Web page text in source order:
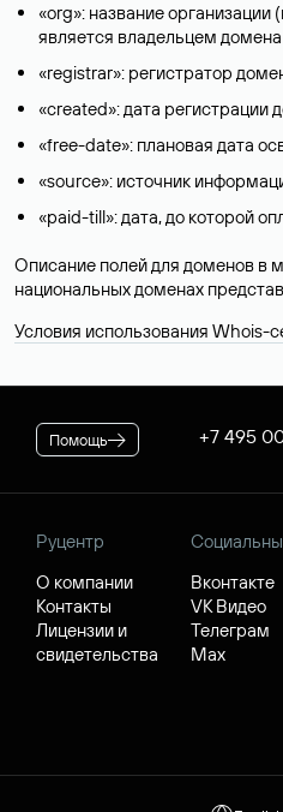
«org»: название организации
является владельцем домена
«registrar»: регистратор
«created»: дата регистрации
«free-date»: плановая дата
«source»: источник
«paid-till»: дата, до которой
Описание полей для доменов в
национальных доменах
Условия использования Whois-
Помощь +7 495
Руцентр
О компании
Контакты
Лицензии и
свидетельства
Вконтакте
VK Видео
Телеграм
Max